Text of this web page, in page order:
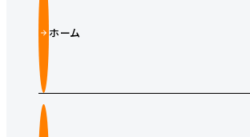
ホーム